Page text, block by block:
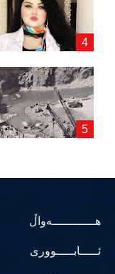
هــــــــــــەواڵ
ئـــــابـــــووری